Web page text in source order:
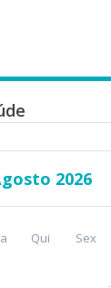
2026
Qui Sex